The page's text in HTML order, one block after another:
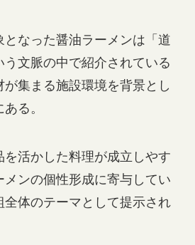
となった醤油ラーメンは「道
文脈の中で紹介されている
集まる施設環境を背景とし
る。
活かした料理が成立しやす
メンの個性形成に寄与してい
全体のテーマとして提示され